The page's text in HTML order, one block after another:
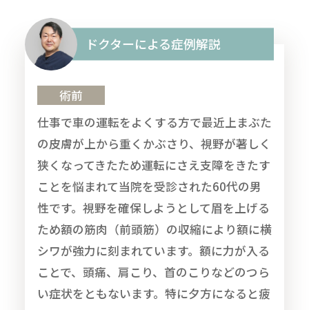
ドクターによる症例解説
術前
仕事で車の運転をよくする方で最近上まぶた
の皮膚が上から重くかぶさり、視野が著しく
狭くなってきたため運転にさえ支障をきたす
ことを悩まれて当院を受診された60代の男
性です。視野を確保しようとして眉を上げる
ため額の筋肉（前頭筋）の収縮により額に横
シワが強力に刻まれています。額に力が入る
ことで、頭痛、肩こり、首のこりなどのつら
い症状をともないます。特に夕方になると疲